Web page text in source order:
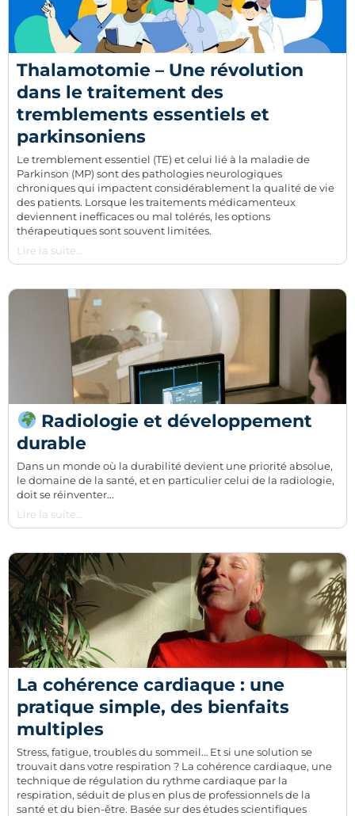
Thalamotomie – Une révolution
dans le traitement des
tremblements essentiels et
parkinsoniens
Le tremblement essentiel (TE) et celui lié à la maladie de
Parkinson (MP) sont des pathologies neurologiques
chroniques qui impactent considérablement la qualité de vie
des patients. Lorsque les traitements médicamenteux
deviennent inefficaces ou mal tolérés, les options
thérapeutiques sont souvent limitées.
Lire la suite...
Radiologie et développement
durable
Dans un monde où la durabilité devient une priorité absolue,
le domaine de la santé, et en particulier celui de la radiologie,
doit se réinventer...
Lire la suite...
La cohérence cardiaque : une
pratique simple, des bienfaits
multiples​
Stress, fatigue, troubles du sommeil… Et si une solution se
trouvait dans votre respiration ? La cohérence cardiaque, une
technique de régulation du rythme cardiaque par la
respiration, séduit de plus en plus de professionnels de la
santé et du bien-être. Basée sur des études scientifiques